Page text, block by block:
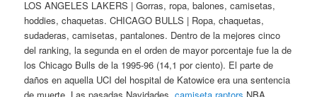
LOS ANGELES LAKERS | Gorras, ropa, balones, camisetas,
hoddies, chaquetas. CHICAGO BULLS | Ropa, chaquetas,
sudaderas, camisetas, pantalones. Dentro de la mejores cinco
del ranking, la segunda en el orden de mayor porcentaje fue la de
los Chicago Bulls de la 1995-96 (14,1 por ciento). El parte de
daños en aquella UCI del hospital de Katowice era una sentencia